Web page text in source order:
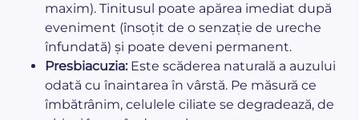
maxim). Tinitusul poate apărea imediat după
eveniment (însoțit de o senzație de ureche
înfundată) și poate deveni permanent.
Presbiacuzia:Este scăderea naturală a auzului
odată cu înaintarea în vârstă. Pe măsură ce
îmbătrânim, celulele ciliate se degradează, de